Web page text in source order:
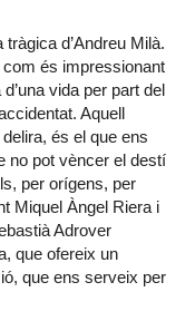
d’Andreu Milà.
com és impressionant
vida per part del
Aquell
és el que ens
no pot vèncer el destí
per orígens, per
Miquel Àngel Riera i
Adrover
que ofereix un
que ens serveix per